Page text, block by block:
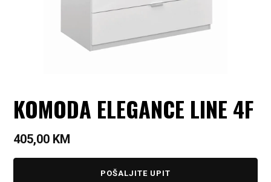
KOMODA ELEGANCE LINE 4F
405,00 KM
POŠALJITE UPIT